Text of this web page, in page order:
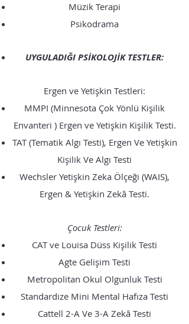
Müzik Terapi
Psikodrama
UYGULADIĞI PSİKOLOJİK TESTLER:
Ergen ve Yetişkin Testleri:
MMPI (Minnesota Çok Yönlü Kişilik
Envanteri ) Ergen ve Yetişkin Kişilik Testi.
TAT (Tematik Algı Testi), Ergen Ve Yetişkin
Kişilik Ve Algı Testi
Wechsler Yetişkin Zeka Ölçeği (WAIS),
Ergen & Yetişkin Zekâ Testi.
Çocuk Testleri:
CAT ve Louisa Düss Kişilik Testi
Agte Gelişim Testi
Metropolitan Okul Olgunluk Testi
Standardize Mini Mental Hafıza Testi
Cattell 2-A Ve 3-A Zekâ Testi